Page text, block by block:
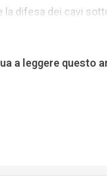
la difesa dei cavi
a leggere questo